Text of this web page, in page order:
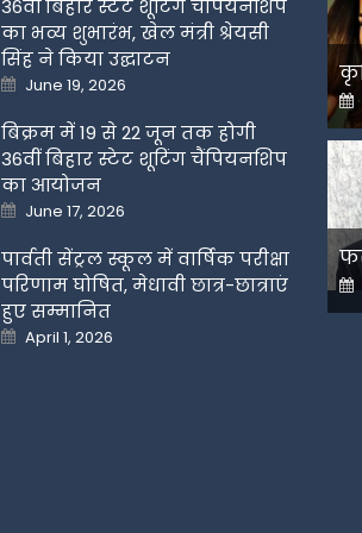
36वीं बिहार स्टेट शूटिंग चैंपियनशिप
का भव्य शुभारंभ, खेल मंत्री श्रेयसी
सिंह ने किया उद्घाटन
Posted
on
June 19, 2026
बिक्रम में 19 से 22 जून तक होगी
36वीं बिहार स्टेट शूटिंग चैंपियनशिप
का आयोजन
Posted
on
June 17, 2026
पार्वती सेंट्रल स्कूल में वार्षिक परीक्षा
परिणाम घोषित, मेधावी छात्र-छात्राएं
हुए सम्मानित
Posted
on
April 1, 2026